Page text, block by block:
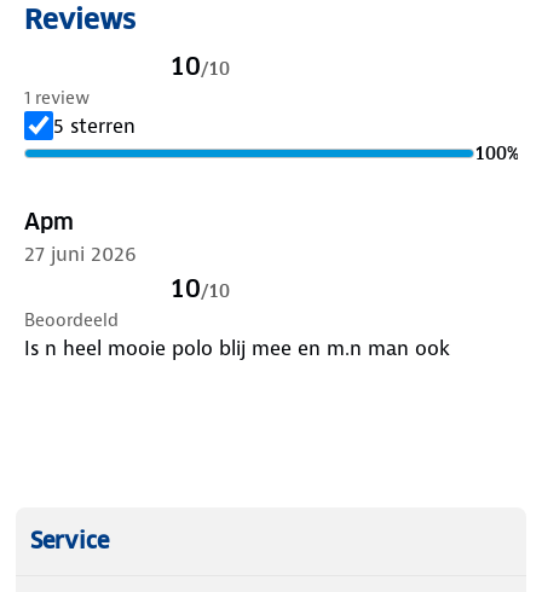
Buitenstof: 100%
Is je kleding aan vervanging toe? Lever het in bij
onze winkels. Wij geven er een nieuwe bestemming
aan.
Reviews
10/10
1 review
5 sterren
100%
Apm
27 juni 2026
10/10
Beoordeeld
Is n heel mooie polo blij mee en m.n man ook
Service